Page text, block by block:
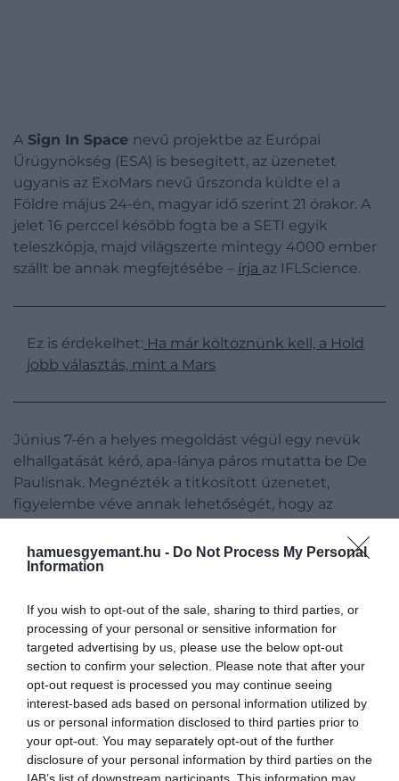
hamuesgyemant.hu - Do Not Process My Personal
Information
If you wish to opt-out of the sale, sharing to third parties, or
processing of your personal or sensitive information for
targeted advertising by us, please use the below opt-out
section to confirm your selection. Please note that after your
opt-out request is processed you may continue seeing
interest-based ads based on personal information utilized by
us or personal information disclosed to third parties prior to
your opt-out. You may separately opt-out of the further
disclosure of your personal information by third parties on the
A Sign In Space nevű projektbe az Európai
Űrügynökség (ESA) is besegített, az üzenetet
ugyanis az ExoMars nevű űrszonda küldte el a
Földre május 24-én, magyar idő szerint 21 órakor. A
jelet 16 perccel később fogta be a SETI egyik
teleszkópja, majd világszerte mintegy 4000 ember
szállt be annak megfejtésébe – írja az IFLScience.
Ez is érdekelhet: Ha már költöznünk kell, a Hold
jobb választás, mint a Mars
Június 7-én a helyes megoldást végül egy nevük
elhallgatását kérő, apa-lánya páros mutatta be De
Paulisnak. Megnézték a titkosított üzenetet,
figyelembe véve annak lehetőségét, hogy az
modellel, az úgynevezett sejtautomatával.
halottnak tekinthetők, és meghatározott szabály
szerint fejlődhetnek. Ennek köszönhetően a
különálló jelek értelmes üzenetekké állnak össze,
még akkor is, ha elsőre nem tűnnek annak.
A Unity játékmotor segítségével az üzenetet 6256-
szor alakították át, hogy értelmes végeredményt
kapjanak. Majd kiderült, hogy az üzenet öt aminosav
képe.